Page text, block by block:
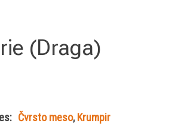
(Draga)
Čvrsto meso,Krumpir